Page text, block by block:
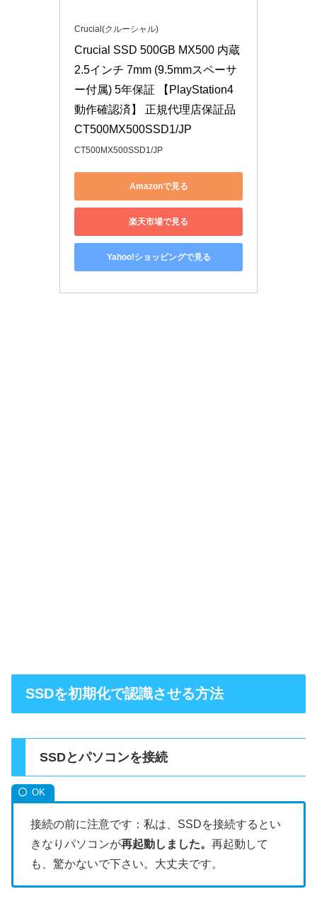
Crucial(クルーシャル)
Crucial SSD 500GB MX500 内蔵
2.5インチ 7mm (9.5mmスペーサ
ー付属) 5年保証 【PlayStation4
動作確認済】 正規代理店保証品
CT500MX500SSD1/JP
CT500MX500SSD1/JP
Amazonで見る
楽天市場で見る
Yahoo!ショッピングで見る
SSDを初期化で認識させる方法
SSDとパソコンを接続
接続の前に注意です：私は、SSDを接続するとい
きなりパソコンが再起動しました。 再起動して
も、驚かないで下さい。大丈夫です。